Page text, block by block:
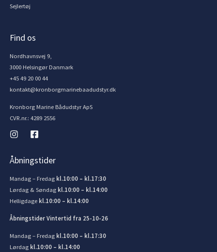
Sejlertøj
Find os
Nordhavnsvej 9,
3000 Helsingør Danmark
+45 49 20 00 44
kontakt@kronborgmarinebaadudstyr.dk
Kronborg Marine Bådudstyr ApS
CVR.nr.: 4289 2556
Åbningstider
Mandag – Fredag kl.10:00 – kl.17:30
Lørdag & Søndag kl.10:00 – kl.14:00
Helligdage kl.10:00 – kl.14:00
Åbningstider Vintertid fra 25-10-26
Mandag – Fredag kl.10:00 – kl.17:30
Lørdag kl.10:00 – kl.14:00